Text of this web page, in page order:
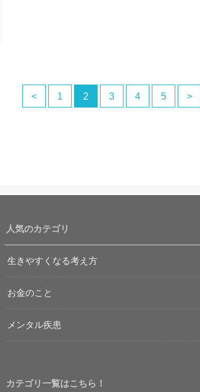
< 1 2 3 4 5 >
人気のカテゴリ
生きやすくなる考え方
お金のこと
メンタル疾患
カテゴリ一覧はこちら！